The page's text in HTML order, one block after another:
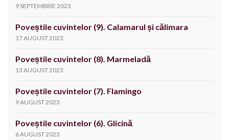
9 SEPTEMBRIE 2023
Poveștile cuvintelor (9). Calamarul și călimara
17 AUGUST 2023
Poveștile cuvintelor (8). Marmeladă
13 AUGUST 2023
Poveștile cuvintelor (7). Flamingo
9 AUGUST 2023
Poveștile cuvintelor (6). Glicină
6 AUGUST 2023